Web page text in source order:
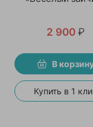
2 900 ₽
В
Купить в 1